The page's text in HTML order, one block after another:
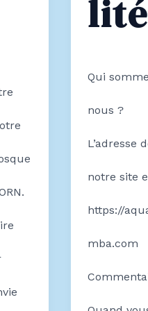
lité
Qui
nous ?
L’adresse
notre site
https://
mba.com